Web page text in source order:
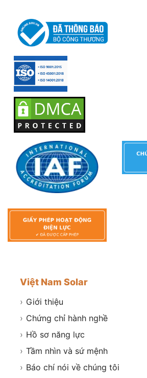
Việt Nam Solar
› Giới thiệu
› Chứng chỉ hành nghề
› Hồ sơ năng lực
› Tầm nhìn và sứ mệnh
› Báo chí nói về chúng tôi